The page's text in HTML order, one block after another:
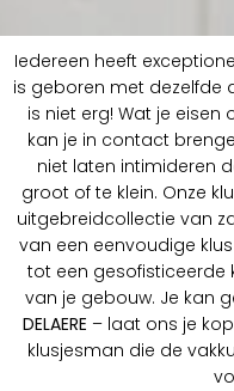
Iedereen heeft
is geboren met dezelfde
is niet erg! Wat je eisen
kan je in contact
niet laten intimideren
groot of te klein. Onze
uitgebreidcollectie van
van een eenvoudige
tot een gesofisticeerde
van je gebouw. Je kan
DELAERE – laat ons je
klusjesman die de